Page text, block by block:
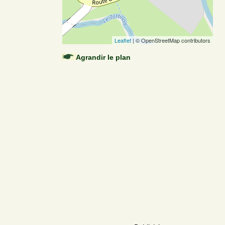
Leaflet | © OpenStreetMap contributors
Agrandir le plan